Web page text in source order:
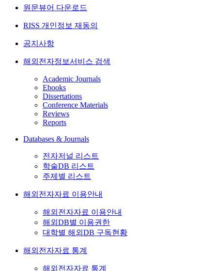
원문뷰어 다운로드
RISS 개인정보 재동의
공지사항
해외전자정보서비스 검색
Academic Journals
Ebooks
Dissertations
Conference Materials
Reviews
Reports
Databases & Journals
전자저널 리스트
학술DB 리스트
주제별 리스트
해외전자자료 이용안내
해외전자자료 이용안내
해외DB별 이용권한
대학별 해외DB 구독현황
해외전자자료 통계
해외전자자료 통계